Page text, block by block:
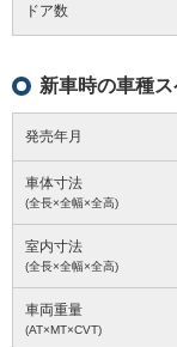
ドア数
新車時の車種ス
発売年月
車体寸法
(全長×全幅×全高)
室内寸法
(全長×全幅×全高)
車両重量
(AT×MT×CVT)